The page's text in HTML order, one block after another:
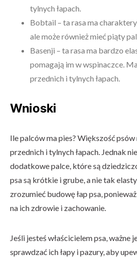
tylnych łapach.
Bobtail – ta rasa ma
ale może również mieć piąty
Basenji – ta rasa ma bardzo
pomagają im w wspinaczce.
przednich i tylnych łapach.
Wnioski
Ile palców ma pies? Większość
przednich i tylnych łapach. Jednak
dodatkowe palce, które są
psa są krótkie i grube, a nie tak
zrozumieć budowę łap psa,
na ich zdrowie i zachowanie.
Jeśli jesteś właścicielem psa, ważne
sprawdzać ich łapy i pazury, aby